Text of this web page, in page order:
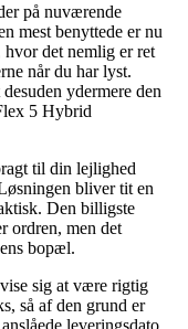
på nuværende
mest benyttede er nu
hvor det nemlig er ret
når du har lyst.
ydermere den
5 Hybrid
til din lejlighed
bliver tit en
Den billigste
ordren, men det
bopæl.
sig at være rigtig
så af den grund er
leveringsdato